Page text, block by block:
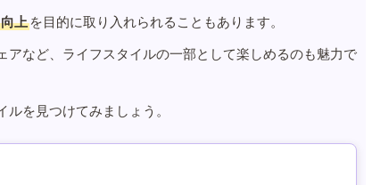
上 を目的に取り入れられることもあります。
など、ライフスタイルの一部として楽しめるのも魅力で
を見つけてみましょう。